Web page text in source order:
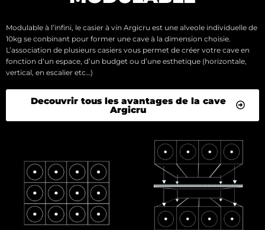
Modulable à l’infini, le casier à vin Argicru est une alveole individuelle de
10kg se conbinant pour former une cave à la dimension choisie.
L’association de plusieurs casiers vous permet de créer votre cave en
fonction d’un espace, d’un budget ou d’une esthetique (horizontale,
vertical, en escalier etc…)
Decouvrir tous les avantages de la cave
Argicru